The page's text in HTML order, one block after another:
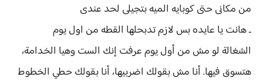
من مكانى حتى كوبايه الميه بتجيلى لحد عندى
ـ هانت يا عايده بس لازم تدبحلها القطه من اول يوم
الشغالة لو مش من أول يوم عرفت إنك الست وهيا الخدامة،
هتسوق فيها. أنا مش بقولك اضربيها، أنا بقولك حطي الخطوط